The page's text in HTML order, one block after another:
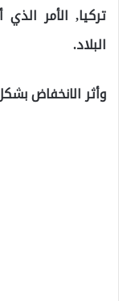
تركيا, الأمر
البلاد.
وأثر الانخفاض